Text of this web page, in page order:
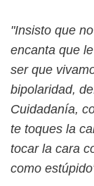
"Insisto que
encanta que
ser que
bipolaridad,
Cuidadanía,
te toques la
tocar la cara
como